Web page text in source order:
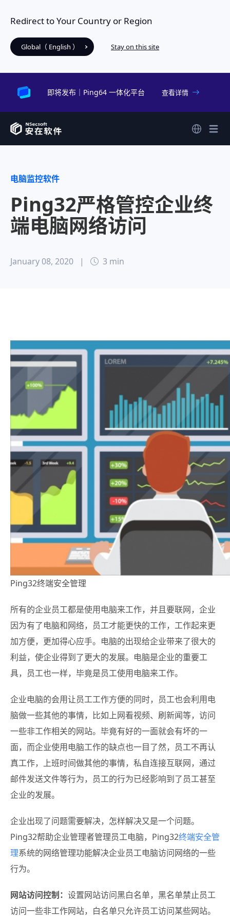
Redirect to Your Country or Region
Global（ English ） Stay on this site
即将发布｜Ping64 一体化平台 查看详情
电脑监控软件
Ping32严格管控企业终
端电脑网络访问
January 08, 2020 | 3 min
Ping32终端安全管理
所有的企业员工都是使用电脑来工作，并且要联网，企业
因为有了电脑和网络，员工才能更快的工作，工作起来更
加方便，更加得心应手。 电脑的出现给企业带来了很大的
利益，使企业得到了更大的发展。电脑是企业的重要工
具，员工也一样，毕竟是员工使用电脑来工作。
企业电脑的会用让员工工作方便的同时，员工也会利用电
脑做一些其他的事情，比如上网看视频、刷新闻等，访问
一些非工作相关的网站。毕竟有好的一面就会有坏的一
面，而企业使用电脑工作的缺点也一目了然，员工不再认
真工作，上班时间做其他的事情，私自连接互联网，通过
邮件发送文件等行为，员工的行为已经影响到了员工甚至
企业的发展。
企业出现了问题需要解决，怎样解决又是一个问题。
Ping32帮助企业管理者管理员工电脑，Ping32终端安全管
理系统的网络管理功能解决企业员工电脑访问网络的一些
行为。
网站访问控制： 设置网站访问黑白名单，黑名单禁止员工
访问一些非工作网站，白名单只允许员工访问某些网站。